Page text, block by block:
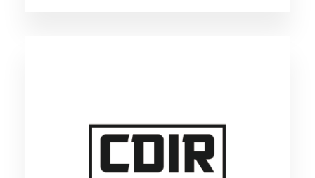
サイバーディフェンス研究所が独自に開発した
オープンソースのインシデント初動対応支援ツ